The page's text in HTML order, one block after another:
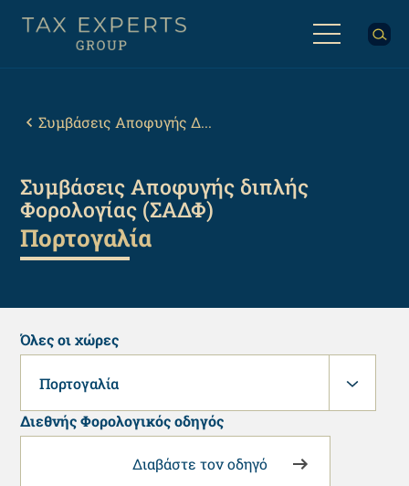
προς
Breadcrumb
Συμβάσεις Αποφυγής Δ...
Συμβάσεις Αποφυγής διπλής
Φορολογίας (ΣΑΔΦ)
Πορτογαλία
Όλες οι χώρες
Πορτογαλία
Διεθνής Φορολογικός οδηγός
Διαβάστε τον οδηγό